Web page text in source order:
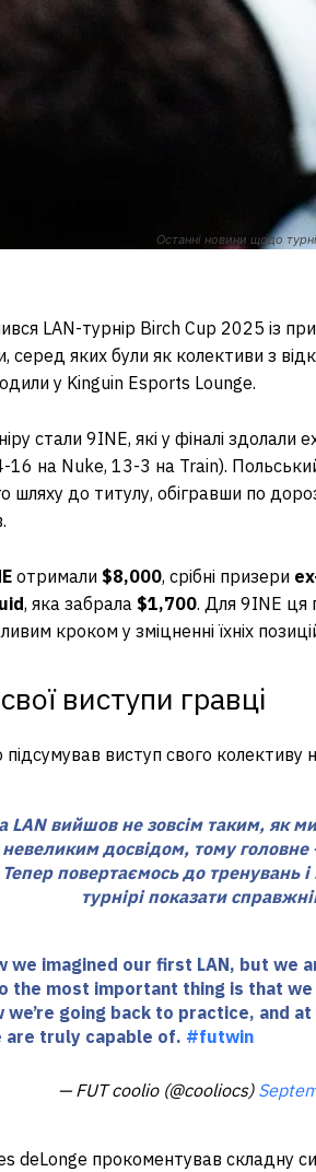
Останні новини щодо
LAN-турнір Birch Cup 2025 із
серед яких були як колективи з
у Kinguin Esports Lounge.
стали 9INE, які у фіналі здолали
16 на Nuke, 13-3 на Train).
шляху до титулу, обігравши по
отримали $8,000, срібні призери
, яка забрала $1,700. Для 9INE ця
кроком у зміцненні їхніх
виступи гравці
виступ свого колективу
LAN вийшов не зовсім таким, як
досвідом, тому
повертаємось до тренувань
турнірі показати
we imagined our first LAN, but we
the most important thing is that
we’re going back to practice, and
are truly capable of. #futwin
— FUT coolio (@cooliocs)
deLonge прокоментував складну